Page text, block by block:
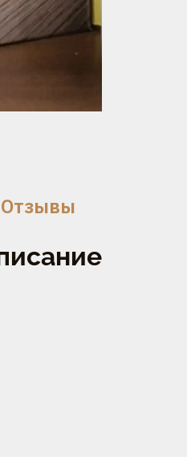
Отзывы